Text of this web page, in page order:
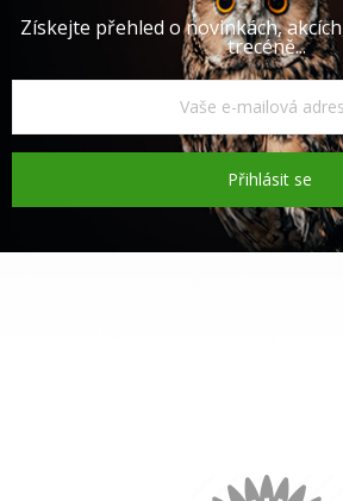
Získejte přehled o novinkách,
trecéně...
Přihlásit se